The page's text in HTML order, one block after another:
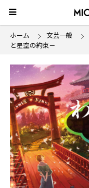
ホーム 文芸一般
と星空の約束－